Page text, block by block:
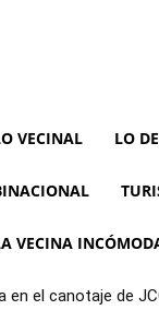
VECINAL LO
VECINA
en el canotaje de